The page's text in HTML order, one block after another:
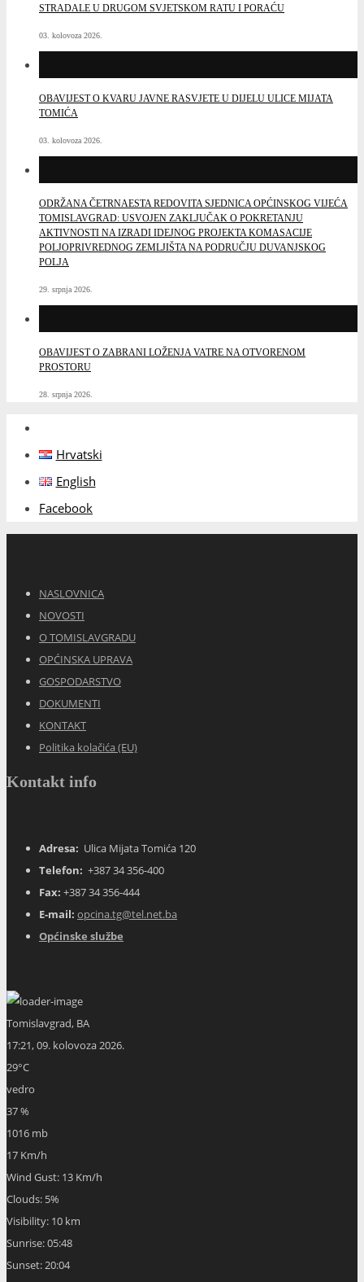
STRADALE U DRUGOM SVJETSKOM RATU I PORAĆU
03. kolovoza 2026.
OBAVIJEST O KVARU JAVNE RASVJETE U DIJELU ULICE MIJATA
TOMIĆA
03. kolovoza 2026.
ODRŽANA ČETRNAESTA REDOVITA SJEDNICA OPĆINSKOG VIJEĆA
TOMISLAVGRAD: USVOJEN ZAKLJUČAK O POKRETANJU
AKTIVNOSTI NA IZRADI IDEJNOG PROJEKTA KOMASACIJE
POLJOPRIVREDNOG ZEMLJIŠTA NA PODRUČJU DUVANJSKOG
POLJA
29. srpnja 2026.
OBAVIJEST O ZABRANI LOŽENJA VATRE NA OTVORENOM
PROSTORU
28. srpnja 2026.
Hrvatski
English
Facebook
NASLOVNICA
NOVOSTI
O TOMISLAVGRADU
OPĆINSKA UPRAVA
GOSPODARSTVO
DOKUMENTI
KONTAKT
Politika kolačića (EU)
Kontakt info
Adresa: Ulica Mijata Tomića 120
Telefon: +387 34 356-400
Fax: +387 34 356-444
E-mail: opcina.tg@tel.net.ba
Općinske službe
Tomislavgrad, BA
17:21,09. kolovoza 2026.
29°C
vedro
37 %
1016 mb
17 Km/h
Wind Gust: 13 Km/h
Clouds: 5%
Visibility: 10 km
Sunrise:05:48
Sunset:20:04